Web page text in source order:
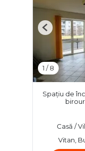
1 /8
Previous
Spațiu de
Casă /
Vitan,